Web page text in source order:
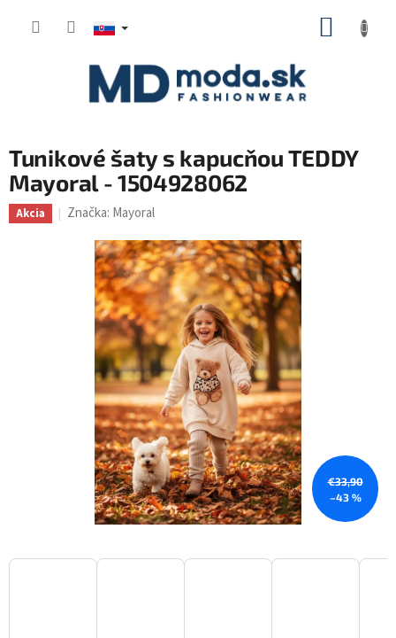
Tunikové šaty s kapucňou TEDDY
Mayoral - 1504928062
Akcia Značka: Mayoral
€33,90
–43 %